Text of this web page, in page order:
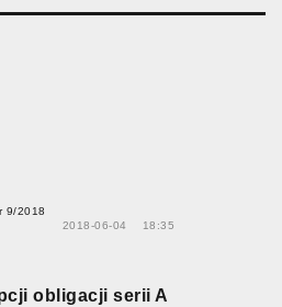
9/2018
2018-06-04
18:35
obligacji serii A